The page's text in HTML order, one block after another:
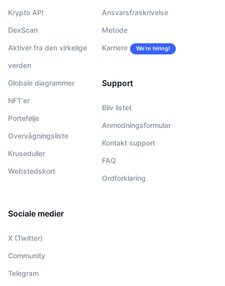
Krypto API
DexScan
Aktiver fra den virkelige
verden
Globale diagrammer
NFT'er
Portefølje
Overvågningsliste
Kruseduller
Webstedskort
Ansvarsfraskrivelse
Metode
Karriere We’re hiring!
Support
Bliv listet
Anmodningsformular
Kontakt support
FAQ
Ordforklaring
Sociale medier
X (Twitter)
Community
Telegram